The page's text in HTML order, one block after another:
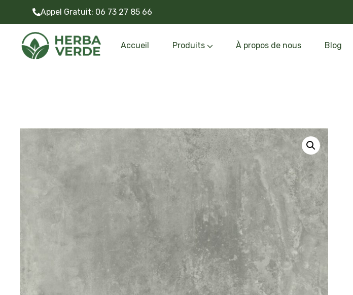
Appel Gratuit: 06 73 27 85 66
Accueil Produits À propos de nous Blog